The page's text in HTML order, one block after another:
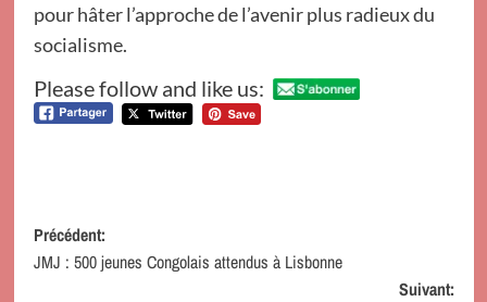
pour hâter l’approche de l’avenir plus radieux du
socialisme.
Please follow and like us:
Navigation
d’article
Précédent:
JMJ : 500 jeunes Congolais attendus à Lisbonne
Suivant: